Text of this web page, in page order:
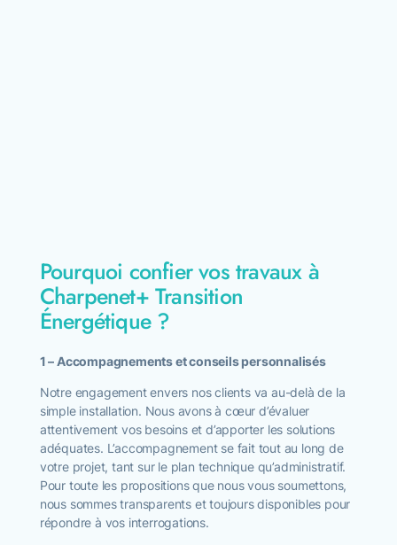
Pourquoi confier vos travaux à
Charpenet+ Transition
Énergétique ?
1 – Accompagnements et conseils personnalisés
Notre engagement envers nos clients va au-delà de la
simple installation. Nous avons à cœur d’évaluer
attentivement vos besoins et d’apporter les solutions
adéquates. L’accompagnement se fait tout au long de
votre projet, tant sur le plan technique qu’administratif.
Pour toute les propositions que nous vous soumettons,
nous sommes transparents et toujours disponibles pour
répondre à vos interrogations.